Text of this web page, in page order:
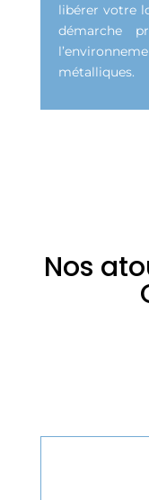
libérer votre
démarche
métalliques.
Nos